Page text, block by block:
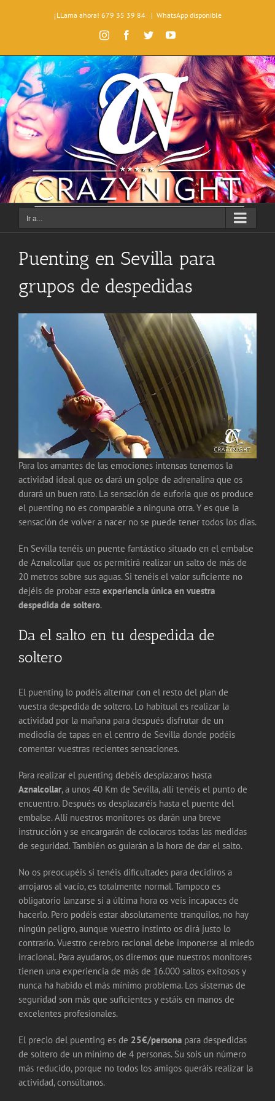
¡LLama ahora! 679 35 39 84 | WhatsApp disponible
InstagramFacebook
TwitterYouTube
Ir a...
Puenting en Sevilla para
grupos de despedidas
Para los amantes de las emociones intensas tenemos la
actividad ideal que os dará un golpe de adrenalina que os
durará un buen rato. La sensación de euforia que os produce
el puenting no es comparable a ninguna otra. Y es que la
sensación de volver a nacer no se puede tener todos los días.
En Sevilla tenéis un puente fantástico situado en el embalse
de Aznalcollar que os permitirá realizar un salto de más de
20 metros sobre sus aguas. Si tenéis el valor suficiente no
dejéis de probar esta experiencia única en vuestra
despedida de soltero.
Da el salto en tu despedida de
soltero
El puenting lo podéis alternar con el resto del plan de
vuestra despedida de soltero. Lo habitual es realizar la
actividad por la mañana para después disfrutar de un
mediodía de tapas en el centro de Sevilla donde podéis
comentar vuestras recientes sensaciones.
Para realizar el puenting debéis desplazaros hasta
Aznalcollar, a unos 40 Km de Sevilla, allí tenéis el punto de
encuentro. Después os desplazaréis hasta el puente del
embalse. Allí nuestros monitores os darán una breve
instrucción y se encargarán de colocaros todas las medidas
de seguridad. También os guiarán a la hora de dar el salto.
No os preocupéis si tenéis dificultades para decidiros a
arrojaros al vacío, es totalmente normal. Tampoco es
obligatorio lanzarse si a última hora os veis incapaces de
hacerlo. Pero podéis estar absolutamente tranquilos, no hay
ningún peligro, aunque vuestro instinto os dirá justo lo
contrario. Vuestro cerebro racional debe imponerse al miedo
irracional. Para ayudaros, os diremos que nuestros monitores
tienen una experiencia de más de 16.000 saltos exitosos y
nunca ha habido el más mínimo problema. Los sistemas de
seguridad son más que suficientes y estáis en manos de
excelentes profesionales.
El precio del puenting es de 25€/persona para despedidas
de soltero de un mínimo de 4 personas. Su sois un número
más reducido, porque no todos los amigos queráis realizar la
actividad, consúltanos.